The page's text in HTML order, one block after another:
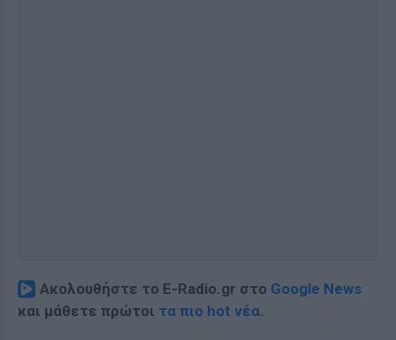
Ακολουθήστε το E-Radio.gr στο Google News
και μάθετε πρώτοι τα πιο hot νέα.